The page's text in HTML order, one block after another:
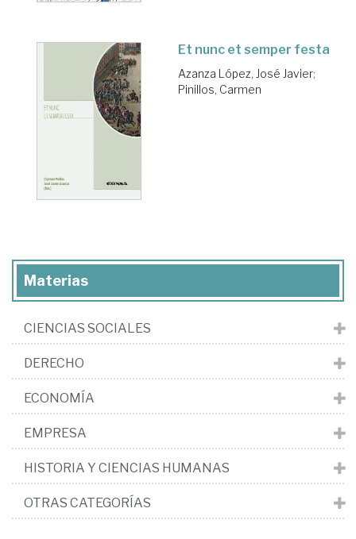
Et nunc et semper festa
Azanza López, José Javier;
Pinillos, Carmen
Materias
CIENCIAS SOCIALES
DERECHO
ECONOMÍA
EMPRESA
HISTORIA Y CIENCIAS HUMANAS
OTRAS CATEGORÍAS